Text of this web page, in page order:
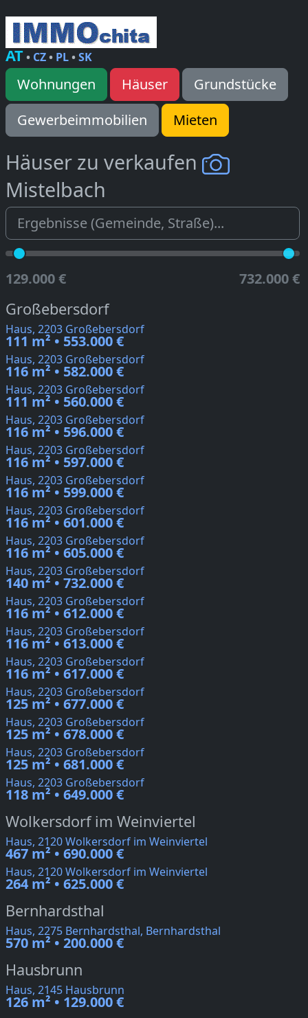
AT• CZ• PL•SK
Wohnungen Häuser
Grundstücke
Gewerbeimmobilien
Mieten
Häuser zu verkaufen
Mistelbach
129.000 € 732.000 €
Großebersdorf
Haus, 2203 Großebersdorf
111 m² • 553.000 €
Haus, 2203 Großebersdorf
116 m² • 582.000 €
Haus, 2203 Großebersdorf
111 m² • 560.000 €
Haus, 2203 Großebersdorf
116 m² • 596.000 €
Haus, 2203 Großebersdorf
116 m² • 597.000 €
Haus, 2203 Großebersdorf
116 m² • 599.000 €
Haus, 2203 Großebersdorf
116 m² • 601.000 €
Haus, 2203 Großebersdorf
116 m² • 605.000 €
Haus, 2203 Großebersdorf
140 m² • 732.000 €
Haus, 2203 Großebersdorf
116 m² • 612.000 €
Haus, 2203 Großebersdorf
116 m² • 613.000 €
Haus, 2203 Großebersdorf
116 m² • 617.000 €
Haus, 2203 Großebersdorf
125 m² • 677.000 €
Haus, 2203 Großebersdorf
125 m² • 678.000 €
Haus, 2203 Großebersdorf
125 m² • 681.000 €
Haus, 2203 Großebersdorf
118 m² • 649.000 €
Wolkersdorf im Weinviertel
Haus, 2120 Wolkersdorf im Weinviertel
467 m² • 690.000 €
Haus, 2120 Wolkersdorf im Weinviertel
264 m² • 625.000 €
Bernhardsthal
Haus, 2275 Bernhardsthal, Bernhardsthal
570 m² • 200.000 €
Hausbrunn
Haus, 2145 Hausbrunn
126 m² • 129.000 €